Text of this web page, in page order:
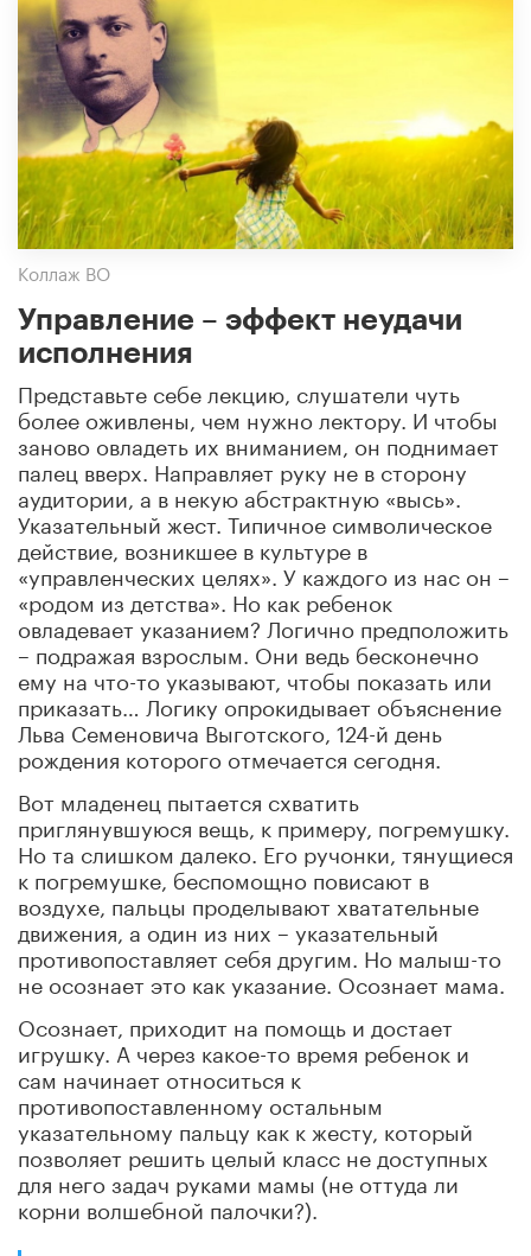
Коллаж ВО
Управление – эффект неудачи
исполнения
Представьте себе лекцию, слушатели чуть
более оживлены, чем нужно лектору. И чтобы
заново овладеть их вниманием, он поднимает
палец вверх. Направляет руку не в сторону
аудитории, а в некую абстрактную «высь».
Указательный жест. Типичное символическое
действие, возникшее в культуре в
«управленческих целях». У каждого из нас он –
«родом из детства». Но как ребенок
овладевает указанием? Логично предположить
– подражая взрослым. Они ведь бесконечно
ему на что-то указывают, чтобы показать или
приказать… Логику опрокидывает объяснение
Льва Семеновича Выготского, 124-й день
рождения которого отмечается сегодня.
Вот младенец пытается схватить
приглянувшуюся вещь, к примеру, погремушку.
Но та слишком далеко. Его ручонки, тянущиеся
к погремушке, беспомощно повисают в
воздухе, пальцы проделывают хватательные
движения, а один из них – указательный
противопоставляет себя другим. Но малыш-то
не осознает это как указание. Осознает мама.
Осознает, приходит на помощь и достает
игрушку. А через какое-то время ребенок и
сам начинает относиться к
противопоставленному остальным
указательному пальцу как к жесту, который
позволяет решить целый класс не доступных
для него задач руками мамы (не оттуда ли
корни волшебной палочки?).